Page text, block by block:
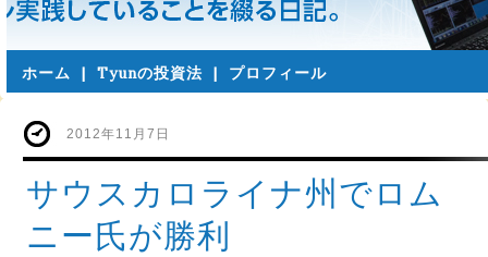
ホーム | Tyunの投資法 | プロフィール
2012年11月7日
サウスカロライナ州でロム
ニー氏が勝利